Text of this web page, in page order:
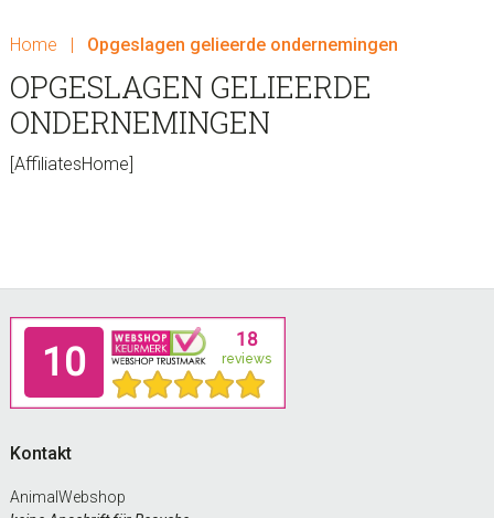
Home | Opgeslagen gelieerde ondernemingen
OPGESLAGEN GELIEERDE
ONDERNEMINGEN
[AffiliatesHome]
Footer
Kontakt
AnimalWebshop